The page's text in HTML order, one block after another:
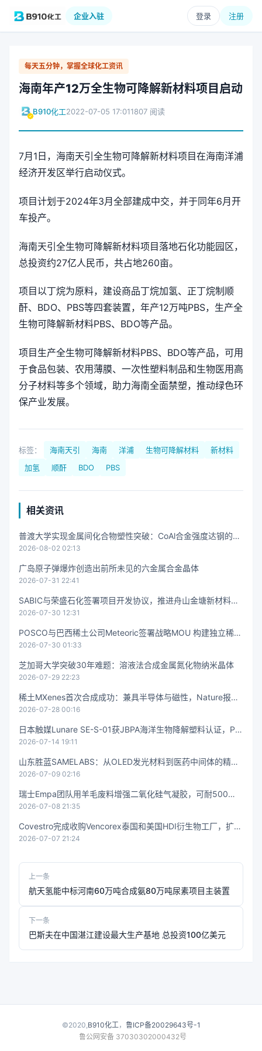
企业入驻 登录 注册
每天五分钟，掌握全球化工资讯
海南年产12万全生物可降解新材料项目启动
B910化工2022-07-05 17:011807 阅读
7月1日，海南天引全生物可降解新材料项目在海南洋浦
经济开发区举行启动仪式。
项目计划于2024年3月全部建成中交，并于同年6月开
车投产。
海南天引全生物可降解新材料项目落地石化功能园区，
总投资约27亿人民币，共占地260亩。
项目以丁烷为原料，建设商品丁烷加氢、正丁烷制顺
酐、BDO、PBS等四套装置，年产12万吨PBS，生产全
生物可降解新材料PBS、BDO等产品。
项目生产全生物可降解新材料PBS、BDO等产品，可用
于食品包装、农用薄膜、一次性塑料制品和生物医用高
分子材料等多个领域，助力海南全面禁塑，推动绿色环
保产业发展。
标签： 海南天引 海南 洋浦 生物可降解材料
新材料
加氢
顺酐 BDO PBS
相关资讯
普渡大学实现金属间化合物塑性突破：CoAl合金强度达钢的10
倍且可弯曲变形
2026-08-02 02:13
广岛原子弹爆炸创造出前所未见的六金属合金晶体
2026-07-31 22:41
SABIC与荣盛石化签署项目开发协议，推进舟山金塘新材料项
目
2026-07-30 12:31
POSCO与巴西稀土公司Meteoric签署战略MOU 构建独立稀土
供应链
2026-07-30 01:33
芝加哥大学突破30年难题：溶液法合成金属氮化物纳米晶体
2026-07-29 22:23
稀土MXenes首次合成成功：兼具半导体与磁性，Nature报道
全新二维材料
2026-07-28 00:16
日本触媒Lunare SE-S-01获JBPA海洋生物降解塑料认证，PE
S基材打通海水分解路径
2026-07-14 19:11
山东胜蓝SAMELABS：从OLED发光材料到医药中间体的精细
化工商谱
2026-07-09 02:16
瑞士Empa团队用羊毛废料增强二氧化硅气凝胶，可耐500℃
且不脱落有害粉尘
2026-07-08 21:35
Covestro完成收购Vencorex泰国和美国HDI衍生物工厂，扩大
全球MDI/PDI产能版图
2026-07-07 21:24
上一条
航天氢能中标河南60万吨合成氨80万吨尿素项目主装置
下一条
巴斯夫在中国湛江建设最大生产基地 总投资100亿美元
©2020,B910化工， 鲁ICP备20029643号-1
鲁公网安备 37030302000432号